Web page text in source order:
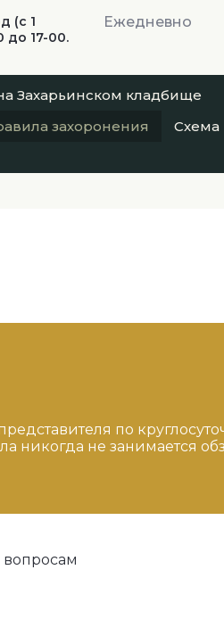
(с 1
до 17-00.
Ежедневно
Захарьинском кладбище
захоронения
Схема
по
никогда не занимается